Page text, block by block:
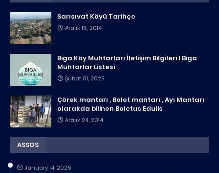
Sarısıvat Köyü Tarihçe
Aralık 16, 2014
Biga Köy Muhtarları İletişim Bilgileri I Biga
Muhtarlar Listesi
Şubat 01, 2025
Çörek mantarı , Bolet mantarı , Ayı Mantarı
olarakda bilinen Boletus Edulis
Aralık 24, 2014
ASSOS
January 14, 2026